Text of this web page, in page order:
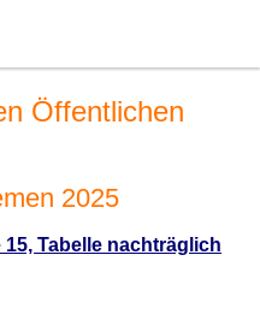
Öffentlichen
2025
Tabelle nachträglich